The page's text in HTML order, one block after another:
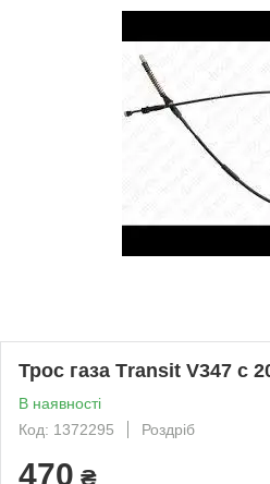
Трос газа Тransit V347 с
В наявності
Код: 1372295
Роздріб
470 ₴